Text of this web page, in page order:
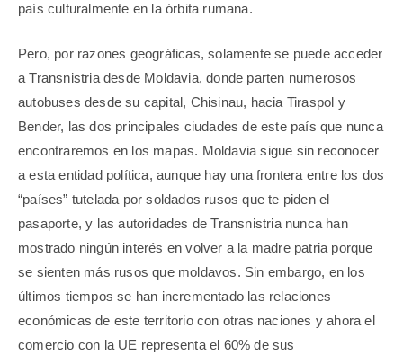
país culturalmente en la órbita rumana.
Pero, por razones geográficas, solamente se puede acceder
a Transnistria desde Moldavia, donde parten numerosos
autobuses desde su capital, Chisinau, hacia Tiraspol y
Bender, las dos principales ciudades de este país que nunca
encontraremos en los mapas. Moldavia sigue sin reconocer
a esta entidad política, aunque hay una frontera entre los dos
“países” tutelada por soldados rusos que te piden el
pasaporte, y las autoridades de Transnistria nunca han
mostrado ningún interés en volver a la madre patria porque
se sienten más rusos que moldavos. Sin embargo, en los
últimos tiempos se han incrementado las relaciones
económicas de este territorio con otras naciones y ahora el
comercio con la UE representa el 60% de sus